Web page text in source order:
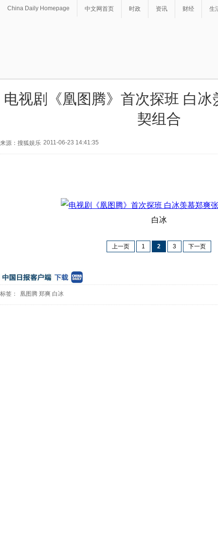
China Daily Homepage 中文网首页 时政 资讯 财经 生
电视剧《凰图腾》首次探班 白冰
契组合
来源：搜狐娱乐 2011-06-23 14:41:35
白冰
上一页 1 2 3 下一页
标签： 凰图腾 郑爽 白冰